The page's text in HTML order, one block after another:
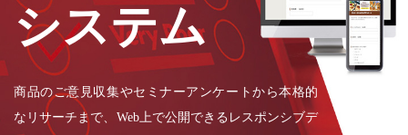
システム
商品のご意見収集やセミナーアンケートから本格的
なリサーチまで、Web上で公開できるレスポンシブデ